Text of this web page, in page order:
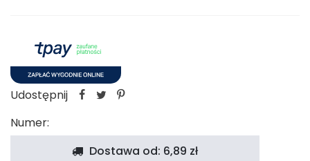
Udostępnij
Numer:
Dostawa od: 6,89 zł